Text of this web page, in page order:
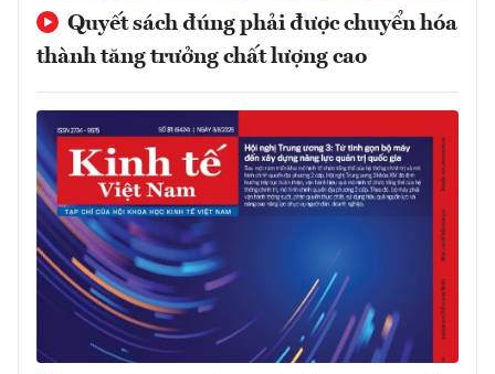
Quyết sách đúng phải được chuyển hóa
thành tăng trưởng chất lượng cao